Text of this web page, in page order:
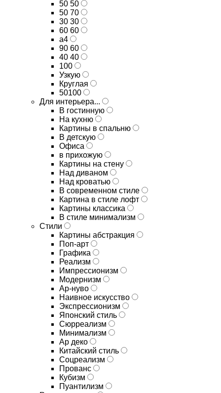
50 50
50 70
30 30
60 60
а4
90 60
40 40
100
Узкую
Круглая
50100
Для интерьера...
В гостинную
На кухню
Картины в спальню
В детскую
Офиса
в прихожую
Картины на стену
Над диваном
Над кроватью
В современном стиле
Картина в стиле лофт
Картины классика
В стиле минимализм
Стили
Картины абстракция
Поп-арт
Графика
Реализм
Импрессионизм
Модернизм
Ар-нуво
Наивное искусство
Экспрессионизм
Японский стиль
Сюрреализм
Минимализм
Ар деко
Китайский стиль
Соцреализм
Прованс
Кубизм
Пуантилизм